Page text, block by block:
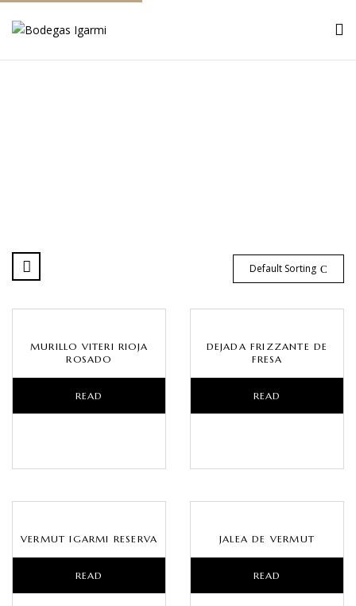
Default Sorting
MURILLO VITERI RIOJA
ROSADO
READ
DEJADA FRIZZANTE DE
FRESA
READ
VERMUT IGARMI RESERVA
READ
JALEA DE VERMUT
READ